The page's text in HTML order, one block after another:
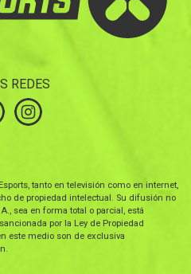
REDES
tanto en televisión como en internet,
de propiedad intelectual. Su difusión no
sea en forma total o parcial, está
por la Ley de Propiedad
este medio son de exclusiva